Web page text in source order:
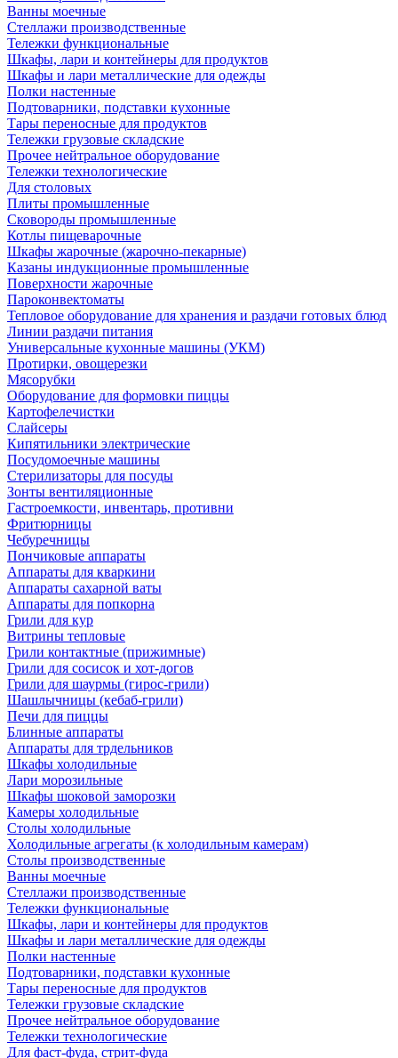
Ванны моечные
Стеллажи производственные
Тележки функциональные
Шкафы, лари и контейнеры для продуктов
Шкафы и лари металлические для одежды
Полки настенные
Подтоварники, подставки кухонные
Тары переносные для продуктов
Тележки грузовые складские
Прочее нейтральное оборудование
Тележки технологические
Для столовых
Плиты промышленные
Сковороды промышленные
Котлы пищеварочные
Шкафы жарочные (жарочно-пекарные)
Казаны индукционные промышленные
Поверхности жарочные
Пароконвектоматы
Тепловое оборудование для хранения и раздачи готовых блюд
Линии раздачи питания
Универсальные кухонные машины (УКМ)
Протирки, овощерезки
Мясорубки
Оборудование для формовки пиццы
Картофелечистки
Слайсеры
Кипятильники электрические
Посудомоечные машины
Стерилизаторы для посуды
Зонты вентиляционные
Гастроемкости, инвентарь, противни
Фритюрницы
Чебуречницы
Пончиковые аппараты
Аппараты для кваркини
Аппараты сахарной ваты
Аппараты для попкорна
Грили для кур
Витрины тепловые
Грили контактные (прижимные)
Грили для сосисок и хот-догов
Грили для шаурмы (гирос-грили)
Шашлычницы (кебаб-грили)
Печи для пиццы
Блинные аппараты
Аппараты для трдельников
Шкафы холодильные
Лари морозильные
Шкафы шоковой заморозки
Камеры холодильные
Столы холодильные
Холодильные агрегаты (к холодильным камерам)
Столы производственные
Ванны моечные
Стеллажи производственные
Тележки функциональные
Шкафы, лари и контейнеры для продуктов
Шкафы и лари металлические для одежды
Полки настенные
Подтоварники, подставки кухонные
Тары переносные для продуктов
Тележки грузовые складские
Прочее нейтральное оборудование
Тележки технологические
Для фаст-фуда, стрит-фуда